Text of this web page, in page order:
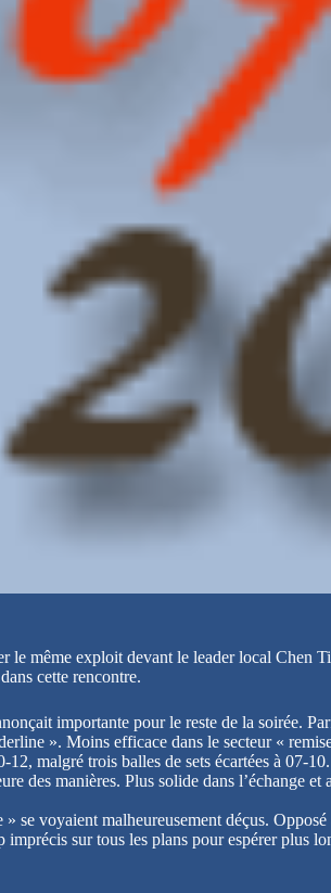
même exploit devant le leader local Chen
cette rencontre.
importante pour le reste de la soirée.
». Moins efficace dans le secteur «
malgré trois balles de sets écartées à 07-10.
des manières. Plus solide dans l’échange
se voyaient malheureusement déçus.
sur tous les plans pour espérer plus